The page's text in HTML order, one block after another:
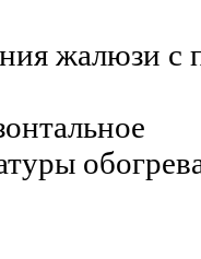
жалюзи с